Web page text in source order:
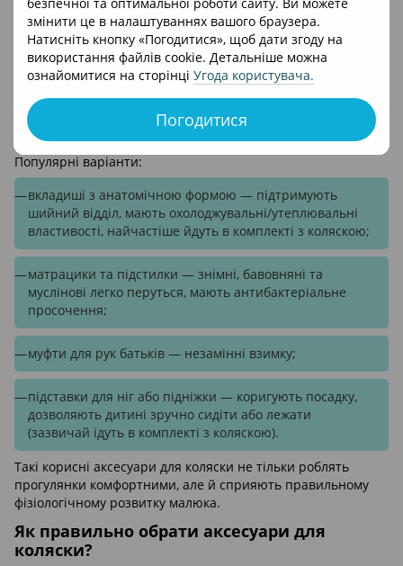
змінити це в налаштуваннях вашого браузера.
Натисніть кнопку «Погодитися», щоб дати згоду на
використання файлів cookie. Детальніше можна
ознайомитися на сторінці Угода користувача.
Погодитися
підходять до більшості типів колясок.
Комфортні аксесуари
Комфортні дитячі аксесуари для коляски забезпечують
правильну підтримку тіла дитини, зменшують напругу під
час тривалих прогулянок і створюють затишок. Вони
особливо актуальні для немовлят, які більшість часу
проводять у лежачому або напівсидячому положенні.
Популярні варіанти:
вкладиші з анатомічною формою — підтримують
шийний відділ, мають охолоджувальні/утеплювальні
властивості, найчастіше йдуть в комплекті з коляскою;
матрацики та підстилки — знімні, бавовняні та
муслінові легко перуться, мають антибактеріальне
просочення;
муфти для рук батьків — незамінні взимку;
підставки для ніг або підніжки — коригують посадку,
дозволяють дитині зручно сидіти або лежати
(зазвичай ідуть в комплекті з коляскою).
Такі корисні аксесуари для коляски не тільки роблять
прогулянки комфортними, але й сприяють правильному
фізіологічному розвитку малюка.
Як правильно обрати аксесуари для
коляски?